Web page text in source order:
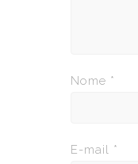
Nome *
E-mail *